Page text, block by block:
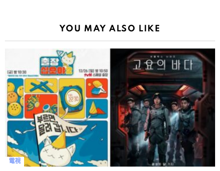
YOU MAY ALSO LIKE
電視